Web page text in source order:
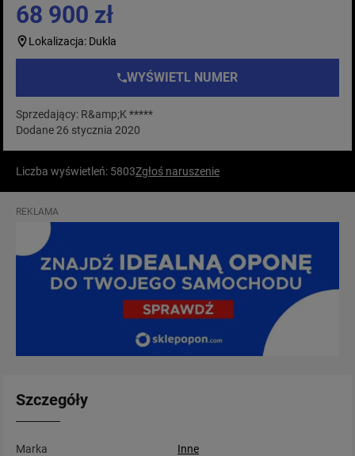
68 900 zł
Lokalizacja: Dukla
WYŚWIETL NUMER
Sprzedający: R&amp;K *****
Dodane 26 stycznia 2020
Liczba wyświetleń: 5803Zgłoś naruszenie
REKLAMA
Szczegóły
Marka
Inne